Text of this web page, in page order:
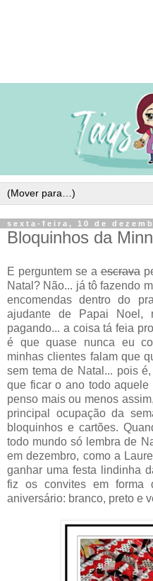
sexta-feira, 10 de
Bloquinhos da
E perguntem se aescrava
Natal? Não... já tô fazendo
encomendas dentro do
ajudante de Papai Noel,
pagando... a coisa tá feia
é que quase nunca eu
minhas clientes falam que
sem tema de Natal... pois
que ficar o ano todo
penso mais ou menos
principal ocupação da
bloquinhos e cartões.
todo mundo só lembra de
em dezembro, como a
ganhar uma festa lindinha
fiz os convites em forma
aniversário: branco, preto e